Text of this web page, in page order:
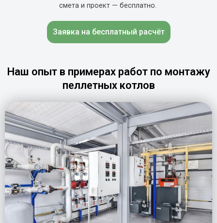
смета и проект — бесплатно.
Заявка на бесплатный расчёт
Наш опыт в примерах работ по монтажу
пеллетных котлов